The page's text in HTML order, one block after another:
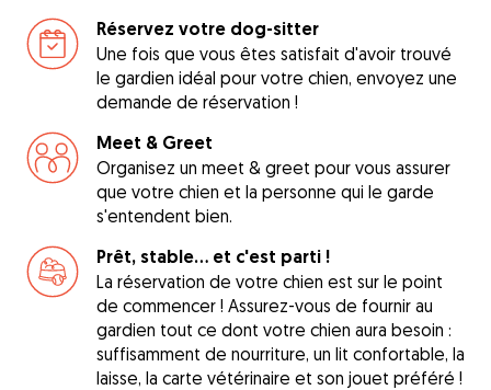
Réservez votre dog-sitter
Une fois que vous êtes satisfait d'avoir trouvé
le gardien idéal pour votre chien, envoyez une
demande de réservation !
Meet & Greet
Organisez un meet & greet pour vous assurer
que votre chien et la personne qui le garde
s'entendent bien.
Prêt, stable... et c'est parti !
La réservation de votre chien est sur le point
de commencer ! Assurez-vous de fournir au
gardien tout ce dont votre chien aura besoin :
suffisamment de nourriture, un lit confortable, la
laisse, la carte vétérinaire et son jouet préféré !